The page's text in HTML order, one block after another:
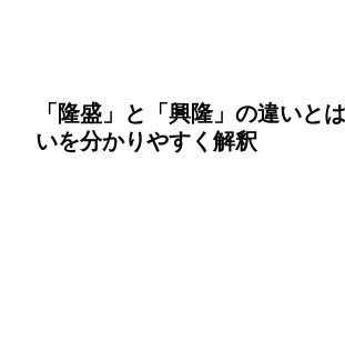
「隆盛」と「興隆」の違いと
いを分かりやすく解釈